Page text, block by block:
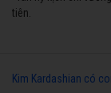
tiên.
Kim Kardashian có